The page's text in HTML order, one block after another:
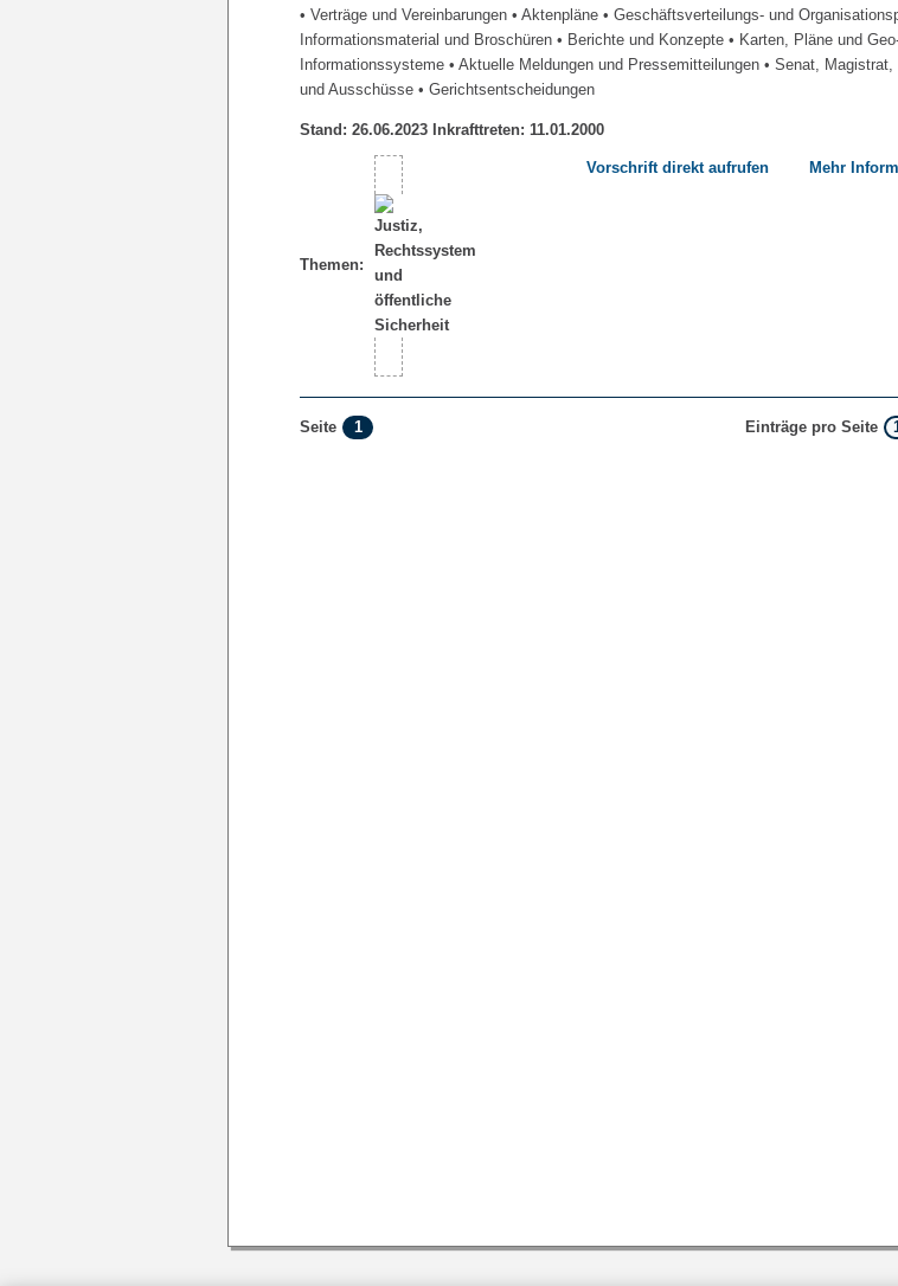
• Verträge und Vereinbarungen • Aktenpläne • Geschäftsverteilungs- und
Informationsmaterial und Broschüren • Berichte und Konzepte • Karten, Pläne und
Informationssysteme • Aktuelle Meldungen und Pressemitteilungen • Senat, Magistrat,
und Ausschüsse • Gerichtsentscheidungen
Stand: 26.06.2023 Inkrafttreten: 11.01.2000
Themen:
Vorschrift direkt aufrufen Mehr
Seite 1 Einträge pro Seite